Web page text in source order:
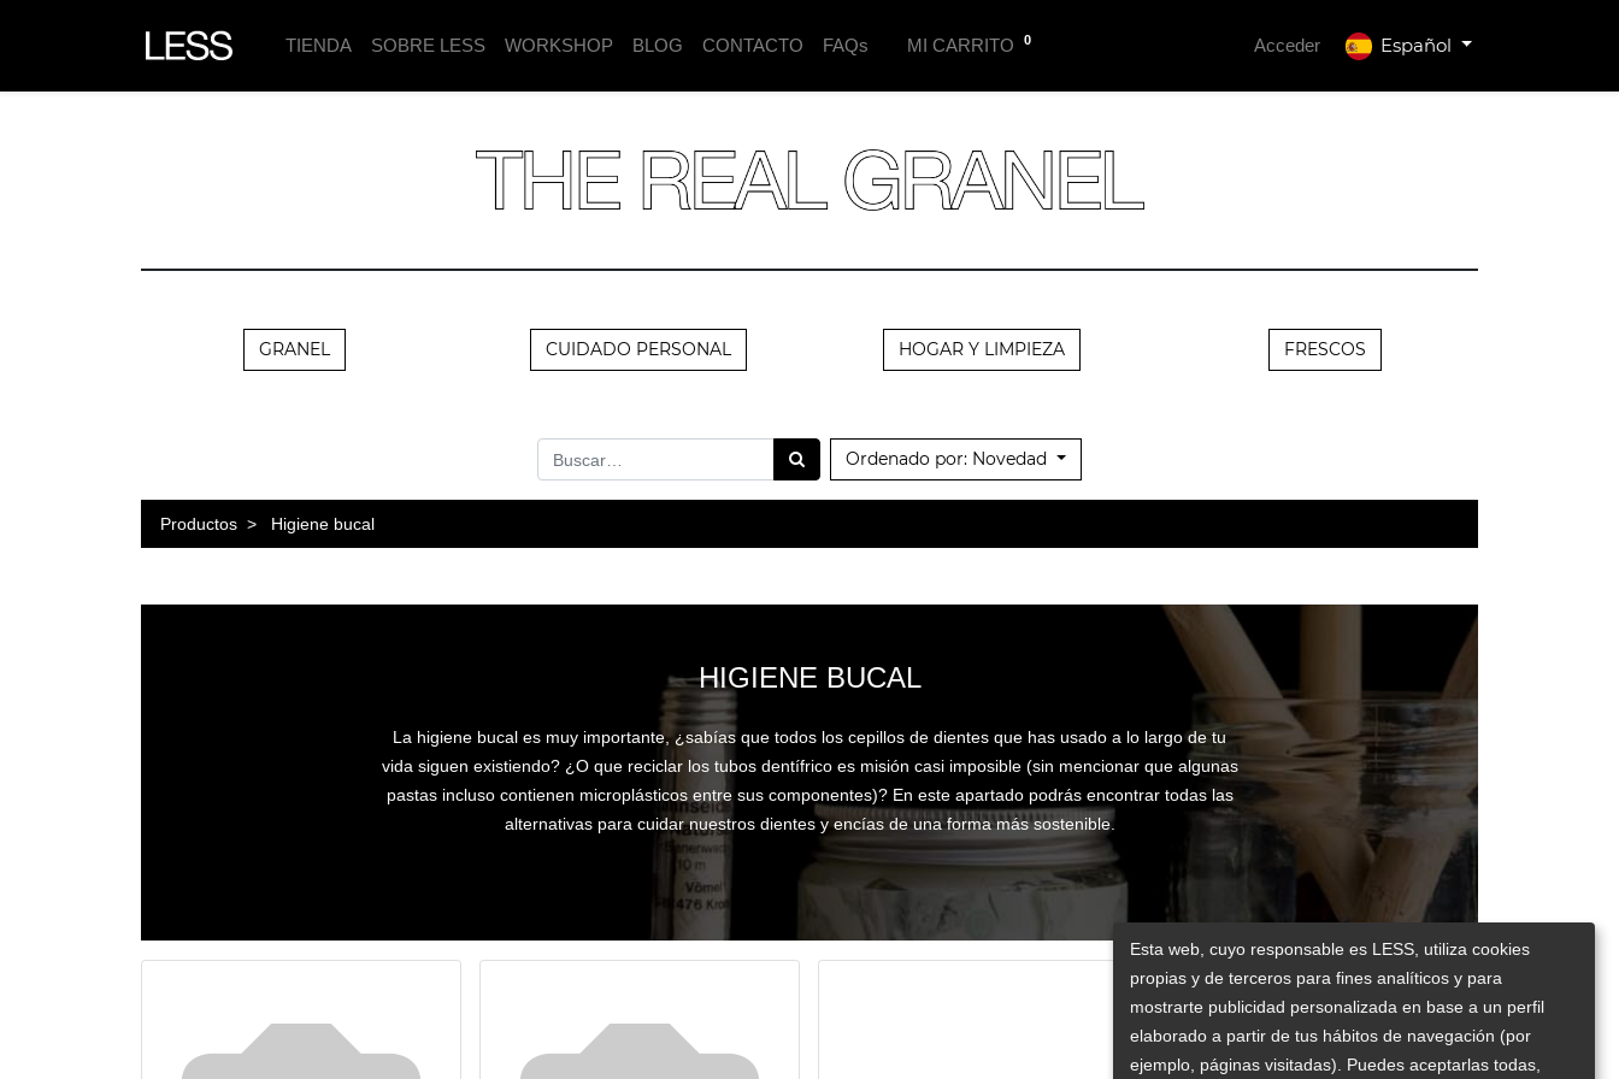
Español
TIENDA SOBRE LESS WORKSHOP BLOG CONTACTO FAQs MI CARRITO 0 Acceder
GRANEL CUIDADO PERSONAL HOGAR Y LIMPIEZA FRESCOS
Ordenado por: Novedad
Productos Higiene bucal
HIGIENE BUCAL
La higiene bucal es muy importante, ¿sabías que todos los cepillos de dientes que has usado a lo largo de tu
vida siguen existiendo? ¿O que reciclar los tubos dentífrico es misión casi imposible (sin mencionar que algunas
pastas incluso contienen microplásticos entre sus componentes)? En este apartado podrás encontrar todas las
alternativas para cuidar nuestros dientes y encías de una forma más sostenible.
Esta web, cuyo responsable es LESS, utiliza cookies
propias y de terceros para fines analíticos y para
mostrarte publicidad personalizada en base a un perfil
elaborado a partir de tus hábitos de navegación (por
ejemplo, páginas visitadas). Puedes aceptarlas todas,